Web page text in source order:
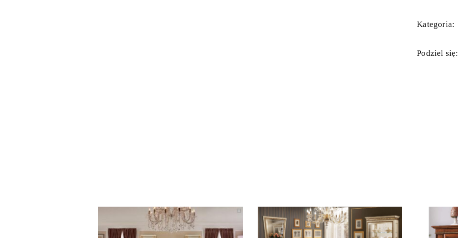
Kategoria:
Podziel się: